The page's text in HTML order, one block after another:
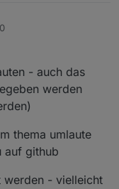
- auch das
werden
thema umlaute
auf github
werden - vielleicht